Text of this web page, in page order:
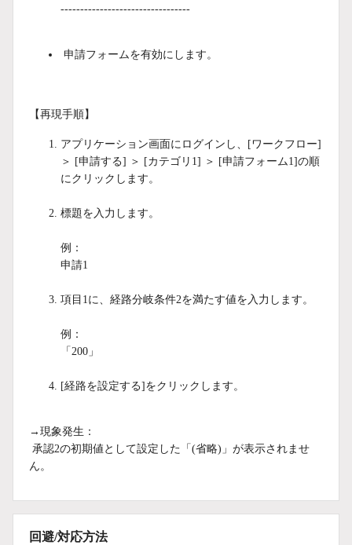
---------------------------------
申請フォームを有効にします。
【再現手順】
アプリケーション画面にログインし、[ワークフロー]
＞ [申請する] ＞ [カテゴリ1] ＞ [申請フォーム1]の順
にクリックします。
標題を入力します。
例：
申請1
項目1に、経路分岐条件2を満たす値を入力します。
例：
「200」
[経路を設定する]をクリックします。
→現象発生：
承認2の初期値として設定した「(省略)」が表示されませ
ん。
回避/対応方法